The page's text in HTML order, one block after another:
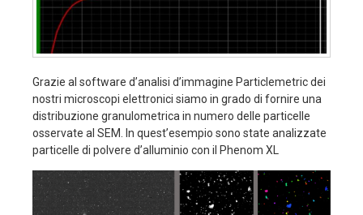
Grazie al software d’analisi d’immagine Particlemetric dei
nostri microscopi elettronici siamo in grado di fornire una
distribuzione granulometrica in numero delle particelle
osservate al SEM. In quest’esempio sono state analizzate
particelle di polvere d’alluminio con il Phenom XL